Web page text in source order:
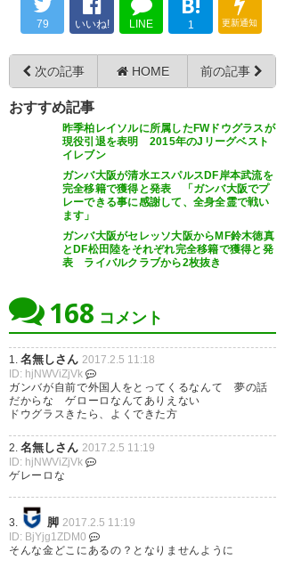
ぁw フロント頑張れ！！！！！
— Tomo (gmbtomo)
2017, 2月
5
ドウグラスかええやん フィット
したら本当怖い
— 秋田仁紀®unagi㌠
(Ryo_Gin_09)2017, 2月 5
ガンバがドウグラス獲り…？こ
こにきてなかなかな補強してき
たな
— すっこ (paco_alex666)
2月 5
79 いいね! LINE 1 更新通知
次の記事 HOME 前の記事
おすすめ記事
昨季柏レイソルに所属したFWドウグラスが
現役引退を表明 2015年のJリーグベスト
イレブン
ガンバ大阪が清水エスパルスDF岸本武流を
完全移籍で獲得と発表 「ガンバ大阪でプ
レーできる事に感謝して、全身全霊で戦い
ます」
ガンバ大阪がセレッソ大阪からMF鈴木徳真
とDF松田陸をそれぞれ完全移籍で獲得と発
表 ライバルクラブから2枚抜き
168 コメント
1. 名無しさん 2017.2.5 11:18
ID: hjNWViZjVk
ガンバが自前で外国人をとってくるなんて 夢の話
だからな ゲローロなんてありえない
ドウグラスきたら、よくできた方
2. 名無しさん 2017.2.5 11:19
ID: hjNWViZjVk
ゲレーロな
3. 脚 2017.2.5 11:19
ID: BjYjg1ZDM0
そんな金どこにあるの？となりませんように